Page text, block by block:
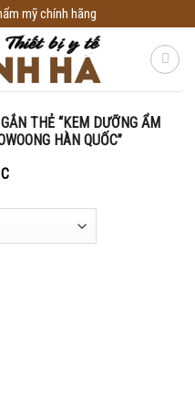
mỹ chính hãng
THẺ “KEM DƯỠNG ẨM
HÀN QUỐC”